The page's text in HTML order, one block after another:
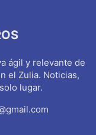
ágil y relevante de
el Zulia. Noticias,
lugar.